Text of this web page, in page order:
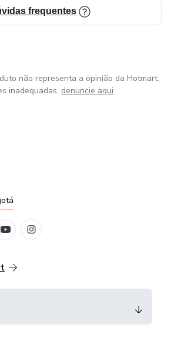
frequentes
não representa a opinião da Hotmart.
inadequadas, denuncie aqui